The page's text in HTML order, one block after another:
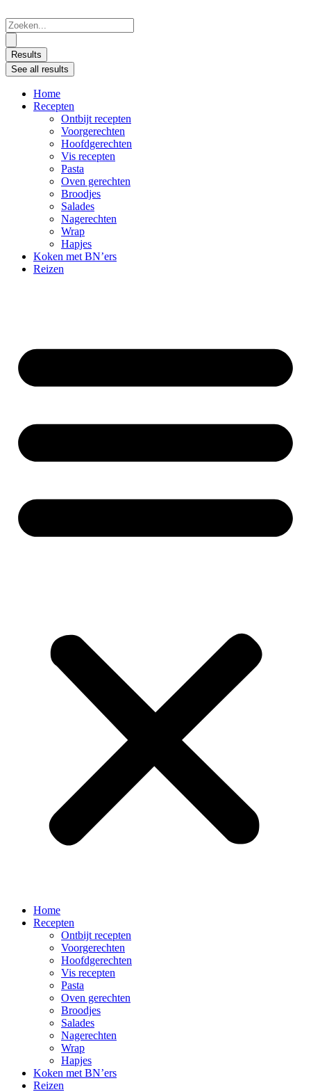
naar
de
inhoud
Search
...
Results
See all results
Home
Recepten
Ontbijt recepten
Voorgerechten
Hoofdgerechten
Vis recepten
Pasta
Oven gerechten
Broodjes
Salades
Nagerechten
Wrap
Hapjes
Koken met BN’ers
Reizen
Home
Recepten
Ontbijt recepten
Voorgerechten
Hoofdgerechten
Vis recepten
Pasta
Oven gerechten
Broodjes
Salades
Nagerechten
Wrap
Hapjes
Koken met BN’ers
Reizen